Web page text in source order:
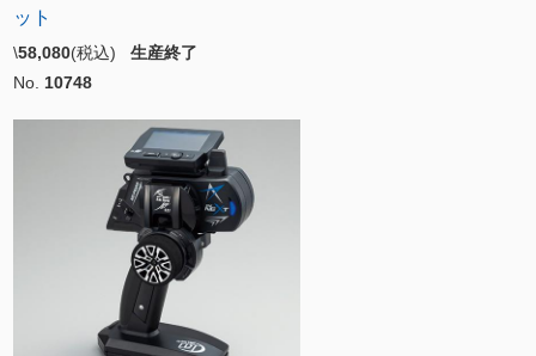
ット
\58,080(税込) 生産終了
No. 10748